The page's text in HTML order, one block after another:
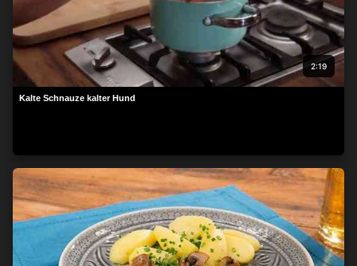
Zielgruppenforschung und Serviceentwicklung gesendet
werden.
Mit Ihrer Erlaubnis dürfen wir und unsere Partner über
Gerätescans genaue Standortdaten und Kenndaten abfragen.
Sie können auf die entsprechende Schaltfläche klicken, um der
o. a. Datenverarbeitung durch uns und unsere Partner
zuzustimmen. Alternativ können Sie auf detailliertere
personenbezogenen Daten ohne Ihre Einwilligung stattfinden
kann, obwohl Sie das Recht haben, einer solchen Verarbeitung
zu widersprechen. Ihre Einstellungen gelten lediglich für diese
Website. Sie können Ihre Einstellungen jederzeit ändern oder
Ihre Einwilligung widerrufen, indem Sie zu dieser Website
zurückkehren und unten auf der Webseite auf die Schaltfläche
"Datenschutz" klicken.
2:19
Kalte Schnauze kalter Hund